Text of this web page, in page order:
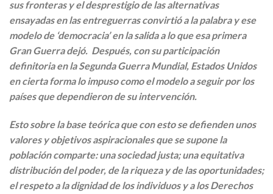
sus fronteras y el desprestigio de las alternativas
ensayadas en las entreguerras convirtió a la palabra y ese
modelo de ‘democracia’ en la salida a lo que esa primera
Gran Guerra dejó. Después, con su participación
definitoria en la Segunda Guerra Mundial, Estados Unidos
en cierta forma lo impuso como el modelo a seguir por los
países que dependieron de su intervención.
Esto sobre la base teórica que con esto se defienden unos
valores y objetivos aspiracionales que se supone la
población comparte: una sociedad justa; una equitativa
distribución del poder, de la riqueza y de las oportunidades;
el respeto a la dignidad de los individuos y a los Derechos